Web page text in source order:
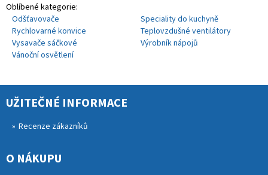
Oblíbené kategorie:
Odšťavovače
Speciality do kuchyně
Rychlovarné konvice
Teplovzdušné ventilátory
Vysavače sáčkové
Výrobník nápojů
Vánoční osvětlení
UŽITEČNÉ INFORMACE
Recenze zákazníků
O NÁKUPU